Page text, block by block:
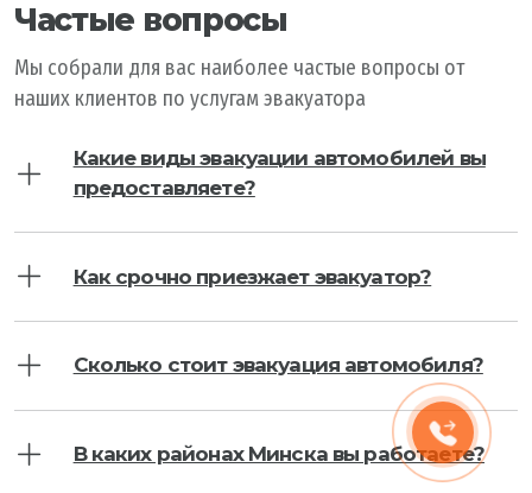
Частые вопросы
Мы собрали для вас наиболее частые вопросы от
наших клиентов по услугам эвакуатора
Какие виды эвакуации автомобилей вы
предоставляете?
Как срочно приезжает эвакуатор?
Сколько стоит эвакуация автомобиля?
В каких районах Минска вы работаете?